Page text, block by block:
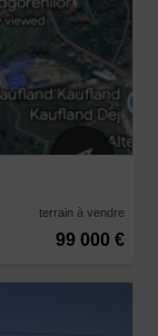
terrain à vendre
99 000 €